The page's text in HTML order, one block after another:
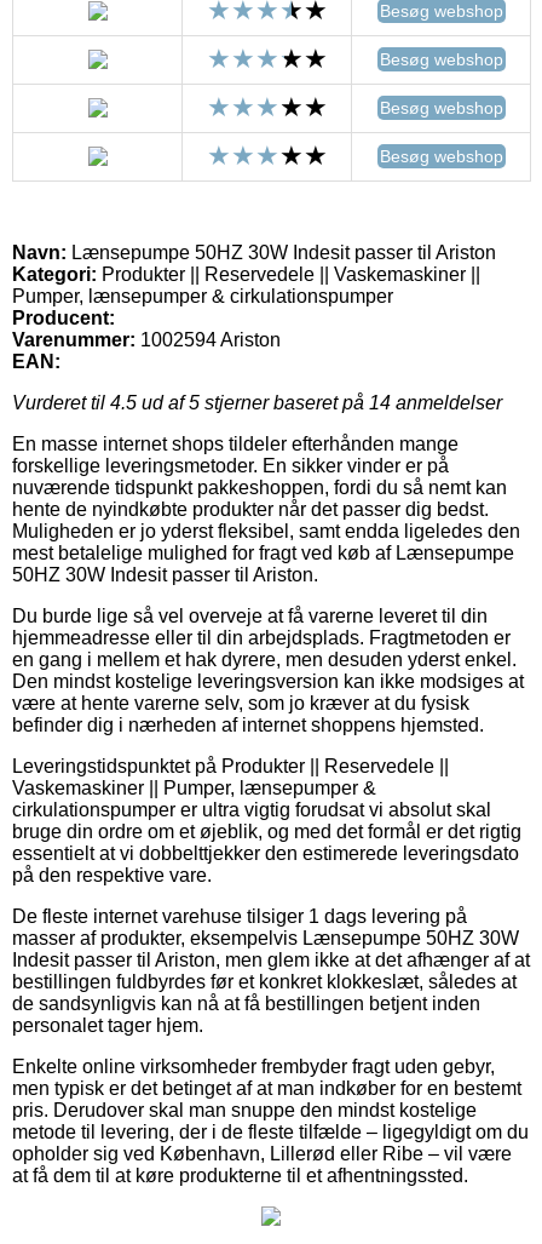
Besøg webshop
Besøg webshop
Besøg webshop
Besøg webshop
Navn: Lænsepumpe 50HZ 30W Indesit passer til Ariston
Kategori: Produkter || Reservedele || Vaskemaskiner ||
Pumper, lænsepumper & cirkulationspumper
Producent:
Varenummer: 1002594 Ariston
EAN:
Vurderet til 4.5 ud af 5 stjerner baseret på 14 anmeldelser
En masse internet shops tildeler efterhånden mange
forskellige leveringsmetoder. En sikker vinder er på
nuværende tidspunkt pakkeshoppen, fordi du så nemt kan
hente de nyindkøbte produkter når det passer dig bedst.
Muligheden er jo yderst fleksibel, samt endda ligeledes den
mest betalelige mulighed for fragt ved køb af Lænsepumpe
50HZ 30W Indesit passer til Ariston.
Du burde lige så vel overveje at få varerne leveret til din
hjemmeadresse eller til din arbejdsplads. Fragtmetoden er
en gang i mellem et hak dyrere, men desuden yderst enkel.
Den mindst kostelige leveringsversion kan ikke modsiges at
være at hente varerne selv, som jo kræver at du fysisk
befinder dig i nærheden af internet shoppens hjemsted.
Leveringstidspunktet på Produkter || Reservedele ||
Vaskemaskiner || Pumper, lænsepumper &
cirkulationspumper er ultra vigtig forudsat vi absolut skal
bruge din ordre om et øjeblik, og med det formål er det rigtig
essentielt at vi dobbelttjekker den estimerede leveringsdato
på den respektive vare.
De fleste internet varehuse tilsiger 1 dags levering på
masser af produkter, eksempelvis Lænsepumpe 50HZ 30W
Indesit passer til Ariston, men glem ikke at det afhænger af at
bestillingen fuldbyrdes før et konkret klokkeslæt, således at
de sandsynligvis kan nå at få bestillingen betjent inden
personalet tager hjem.
Enkelte online virksomheder frembyder fragt uden gebyr,
men typisk er det betinget af at man indkøber for en bestemt
pris. Derudover skal man snuppe den mindst kostelige
metode til levering, der i de fleste tilfælde – ligegyldigt om du
opholder sig ved København, Lillerød eller Ribe – vil være
at få dem til at køre produkterne til et afhentningssted.